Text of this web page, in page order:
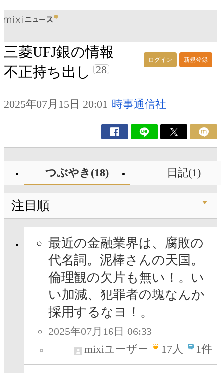
ログイン 新規登録
三菱UFJ銀の情報
不正持ち出し
28
2025年07月15日 20:01 時事通信社
つぶやき(18) 日記(1)
注目順
最近の金融業界は、腐敗の
代名詞。泥棒さんの天国。
倫理観の欠片も無い！。い
い加減、犯罪者の塊なんか
採用するなヨ！。
2025年07月16日 06:33
mixiユーザー
17人 1件